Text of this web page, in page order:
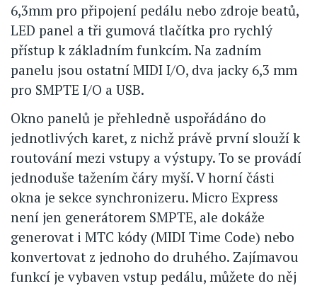
6,3mm pro připojení pedálu nebo zdroje beatů,
LED panel a tři gumová tlačítka pro rychlý
přístup k základním funkcím. Na zadním
panelu jsou ostatní MIDI I/O, dva jacky 6,3 mm
pro SMPTE I/O a USB.
Okno panelů je přehledně uspořádáno do
jednotlivých karet, z nichž právě první slouží k
routování mezi vstupy a výstupy. To se provádí
jednoduše tažením čáry myší. V horní části
okna je sekce synchronizeru. Micro Express
není jen generátorem SMPTE, ale dokáže
generovat i MTC kódy (MIDI Time Code) nebo
konvertovat z jednoho do druhého. Zajímavou
funkcí je vybaven vstup pedálu, můžete do něj